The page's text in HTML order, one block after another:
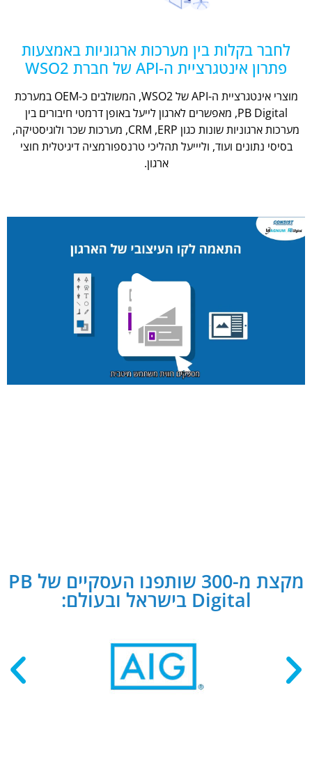
לחבר בקלות בין מערכות ארגוניות באמצעות
פתרון אינטגרציית ה-API של חברת WSO2
מוצרי אינטגרציית ה-API של WSO2, המשולבים כ-OEM במערכת
PB Digital, מאפשרים לארגון לייעל באופן דרמטי חיבורים בין
מערכות ארגוניות שונות כגון CRM ,ERP, מערכות שכר ולוגיסטיקה,
בסיסי נתונים ועוד, וליייעל תהליכי טרנספורמציה דיגיטלית חוצי
ארגון.
מקצת מ-300 שותפנו העסקיים של PB
Digital בישראל ובעולם: